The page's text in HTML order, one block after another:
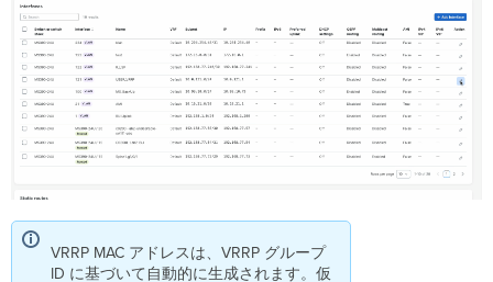
リ
ッ
ジ
の
先
順
イ
ッ
チ
VRRP MAC アドレスは、VRRP グループ
ID に基づいて自動的に生成されます。仮